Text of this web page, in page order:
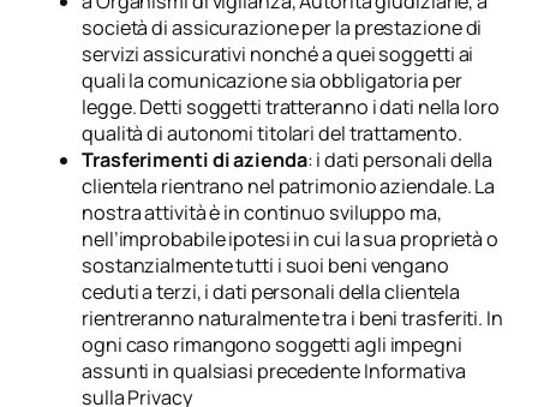
società di assicurazione per la prestazione di
servizi assicurativi nonché a quei soggetti ai
quali la comunicazione sia obbligatoria per
legge. Detti soggetti tratteranno i dati nella loro
qualità di autonomi titolari del trattamento.
Trasferimenti di azienda: i dati personali della
clientela rientrano nel patrimonio aziendale. La
nostra attività è in continuo sviluppo ma,
nell’improbabile ipotesi in cui la sua proprietà o
sostanzialmente tutti i suoi beni vengano
ceduti a terzi, i dati personali della clientela
rientreranno naturalmente tra i beni trasferiti. In
ogni caso rimangono soggetti agli impegni
assunti in qualsiasi precedente Informativa
sulla Privacy